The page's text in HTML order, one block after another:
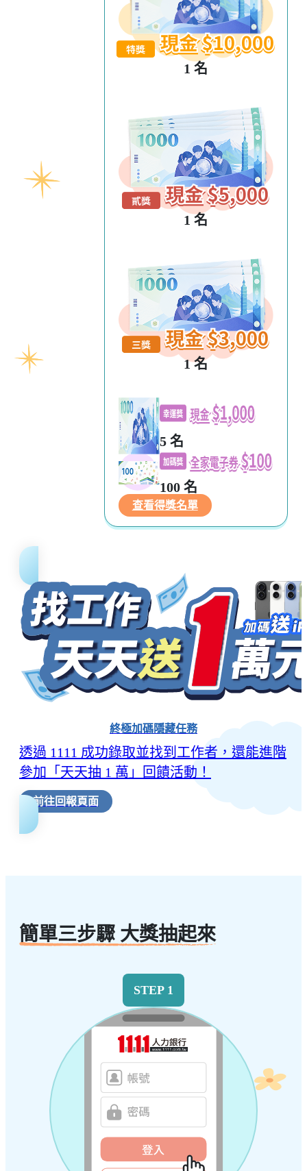
1 名
1 名
1 名
5 名
100 名
查看得獎名單
終極加碼隱藏任務
透過 1111 成功錄取並找到工作者，還能進階
參加「天天抽 1 萬」回饋活動！
前往回報頁面
簡單三步驟 大獎抽起來
STEP 1